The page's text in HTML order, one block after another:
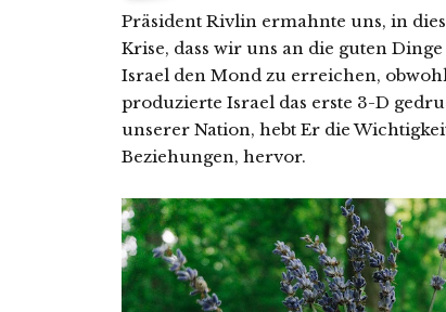
Präsident Rivlin ermahnte uns, in
Krise, dass wir uns an die guten
Israel den Mond zu erreichen,
produzierte Israel das erste 3-D
unserer Nation, hebt Er die
Beziehungen, hervor.